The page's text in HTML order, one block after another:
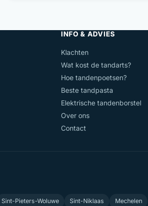
INFO & ADVIES
Klachten
Wat kost de tandarts?
Hoe tandenpoetsen?
Beste tandpasta
Elektrische tandenborstel
Over ons
Contact
Sint-Pieters-Woluwe Sint-Niklaas Mechelen